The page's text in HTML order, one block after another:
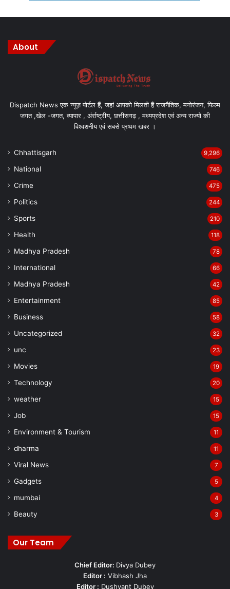
About
Dispatch News एक न्यूज़ पोर्टल हैं, जहां आपको मिलती हैं राजनैतिक, मनोरंजन, फिल्म
जगत ,खेल -जगत, व्यापार , अंर्राष्ट्रीय, छत्तीसगढ़ , मध्यप्रदेश एवं अन्य राज्यो की
विश्वशनीय एवं सबसे प्रथम खबर ।
Chhattisgarh 9,296
National 746
Crime 475
Politics 244
Sports 210
Health 118
Madhya Pradesh 78
International 66
Madhya Pradesh 42
Entertainment 85
Business 58
Uncategorized 32
unc 23
Movies 19
Technology 20
weather 15
Job 15
Environment & Tourism 11
dharma 11
Viral News 7
Gadgets 5
mumbai 4
Beauty 3
Our Team
Chief Editor: Divya Dubey
Editor : Vibhash Jha
Editor : Dushyant Dubey